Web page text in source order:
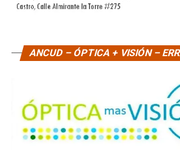
ANCUD – ÓPTICA + VISIÓN –